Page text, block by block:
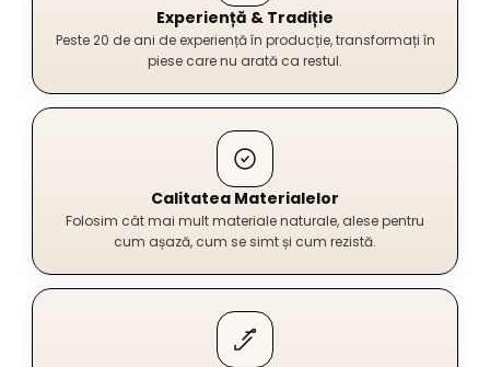
Experiență & Tradiție
Peste 20 de ani de experiență în producție, transformați în
piese care nu arată ca restul.
Calitatea Materialelor
Folosim cât mai mult materiale naturale, alese pentru
cum așază, cum se simt și cum rezistă.